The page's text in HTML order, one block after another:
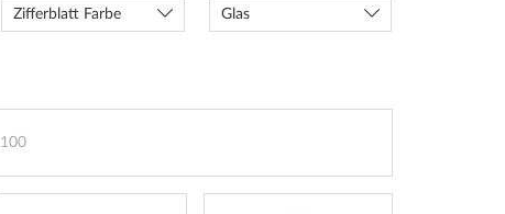
Zifferblatt Farbe Glas
100